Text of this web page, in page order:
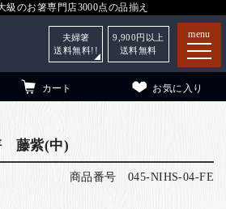
級のお箸専門店3000点の品揃え
menu
カート お気に入り
夫婦箸
送料無料!!
9,900 円以上
送料無料
藤紫(中)
商品番号 045-NIHS-04-FE